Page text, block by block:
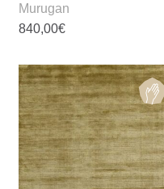
Murugan
840,00€
товар
имеет
несколько
вариаций.
Опции
можно